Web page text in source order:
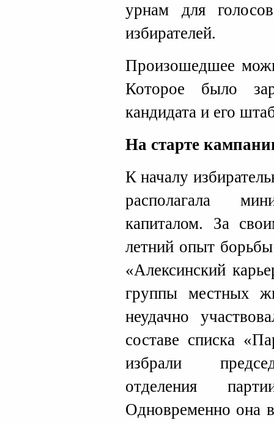
урнам для
избирателей.
Произошедшее
Которое было
кандидата и его
На старте
К началу
располагала
капиталом. За
летний опыт
«Алексинский
группы местных
неудачно
составе списка
избрали
отделения
Одновременно она